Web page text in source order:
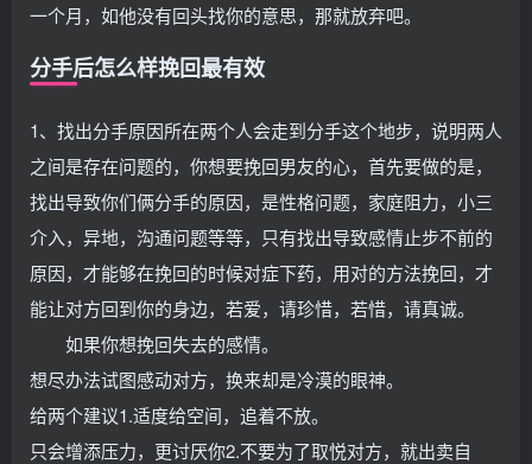
一个月，如他没有回头找你的意思，那就放弃吧。
分手后怎么样挽回最有效
1、找出分手原因所在两个人会走到分手这个地步，说明两人
之间是存在问题的，你想要挽回男友的心，首先要做的是，
找出导致你们俩分手的原因，是性格问题，家庭阻力，小三
介入，异地，沟通问题等等，只有找出导致感情止步不前的
原因，才能够在挽回的时候对症下药，用对的方法挽回，才
能让对方回到你的身边，若爱，请珍惜，若惜，请真诚。
如果你想挽回失去的感情。
想尽办法试图感动对方，换来却是冷漠的眼神。
给两个建议1.适度给空间，追着不放。
只会增添压力，更讨厌你2.不要为了取悦对方，就出卖自